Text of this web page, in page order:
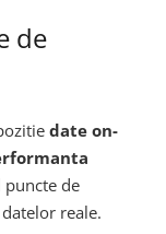
de
date on-
de
reale.